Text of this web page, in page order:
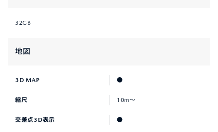
32GB
地図
3D MAP ●
縮尺 10m〜
交差点3D表示 ●